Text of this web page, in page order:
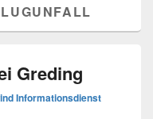
Greding
Informationsdienst